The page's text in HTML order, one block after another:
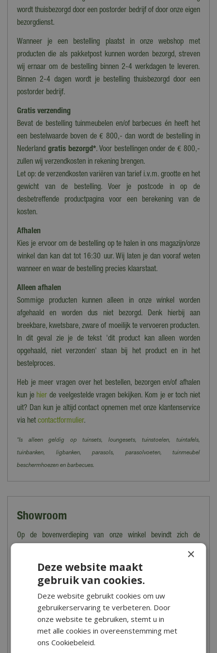
Materiaal
Lengte/diameter (cm)
50 cm
Diameter
50 cm
wordt thuisbezorgd door een postorder bedrijf of door onze eigen
bezorgdienst.
Wanneer je een bestelling plaatst in onze webshop met
producten die als pakketpost kunnen worden bezorgd, streven
wij ernaar om de bestelling binnen 2-4 werkdagen te leveren.
Binnen 2-4 dagen wordt je bestelling thuisbezorgd door een
postorder bedrijf.
Gratis verzending
Bevat de bestelling tuinmeubelen en/of barbecues én heeft het
een bestelwaarde boven de € 800,- dan wordt de bestelling in
Nederland gratis bezorgd*. Voor bestellingen onder de € 800,-
zullen wij verzendkosten in rekening brengen.
Let op: de verzendkosten variëren van tarief i.v.m. grootte en het
gewicht van de bestelling. Voer je postcode in op de
desbetreffende productpagina voor een berekening van de
kosten.
Afhalen
Kies je ervoor om de bestelling op te halen in ons magazijn/onze
winkel dan kan dat tot 16:30 uur. Wij laten je dan vooraf weten
wanneer en waar de bestelling precies klaarstaat.
Alleen afhalen
Sommige producten kunnen alleen in onze winkel worden
afgehaald en worden dus niet bezorgd. Denk hierbij aan
breekbare, kwetsbare, zware of moeilijk te vervoeren producten.
In dit geval zie je de tekst 'dit product kan alleen worden
opgehaald, niet verzonden' staan bij het product en in het
bestelproces.
Heb je meer vragen over het bestellen, bezorgen en/of afhalen
kun je hier de veelgestelde vragen bekijken. Kom je er toch niet
uit? Dan kun je altijd contact opnemen met onze klantenservice
via het contactformulier.
*Is alleen geldig op tuinsets, loungesets, tuinstoelen, tuintafels,
tuinbanken, ligbanken, parasols, parasolvoeten, tuinmeubel
beschermhoezen en barbecues.
Showroom
Op de bovenverdieping van onze winkel bevindt zich de
een riethoek, een koopjeshoek en meer. De wonen- en
sfeerafdeling is een wereld vol wooninspiratie, sfeer en
gezelligheid. Waar je op je gemak kunt snuffelen, slenteren en
woonideeën opdoen. Bijzondere kasten, tafels, stoelen, banken,
hockers en nog véél meer, van landelijk tot industrieel en van
×
Deze website maakt
gebruik van cookies.
Deze website gebruikt cookies om uw
gebruikerservaring te verbeteren. Door
onze website te gebruiken, stemt u in
met alle cookies in overeenstemming met
ons Cookiebeleid.